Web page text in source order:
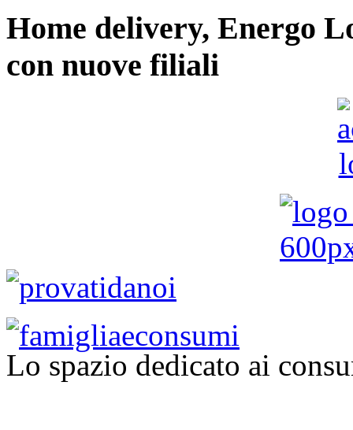
Home delivery, Energo
con nuove filiali
Lo spazio dedicato ai